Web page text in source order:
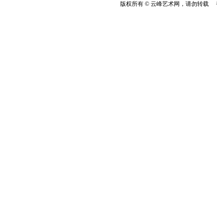
版权所有 © 云峰艺术网，请勿转载